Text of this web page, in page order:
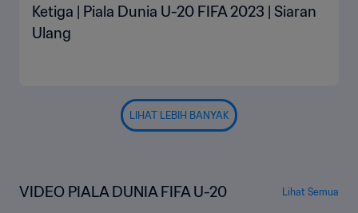
Ketiga | Piala Dunia U-20 FIFA 2023 | Siaran
Ulang
LIHAT LEBIH BANYAK
VIDEO PIALA DUNIA FIFA U-20 Lihat Semua